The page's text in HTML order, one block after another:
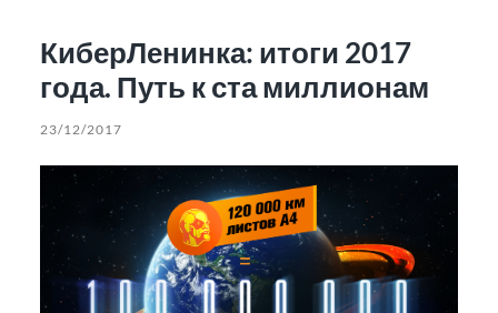
КиберЛенинка: итоги 2017
года. Путь к ста миллионам
23/12/2017